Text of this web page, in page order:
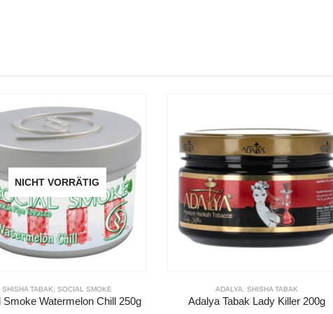
ADALYA,SHISHA TABAK
Tabak Lady Killer 200g
NICHT VORRÄTIG
SHISHA TABAK,SOCIAL SMOKE
Social Smoke Blue Raspberry 250g